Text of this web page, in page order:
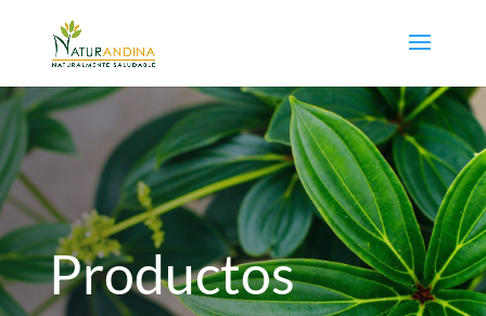
Productos